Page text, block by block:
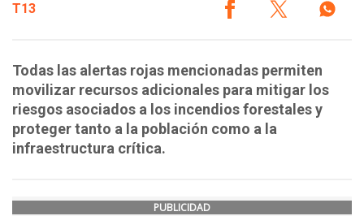
T13
Todas las alertas rojas mencionadas permiten
movilizar recursos adicionales para mitigar los
riesgos asociados a los incendios forestales y
proteger tanto a la población como a la
infraestructura crítica.
PUBLICIDAD